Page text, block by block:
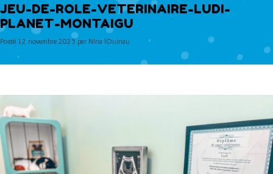
JEU-DE-ROLE-VETERINAIRE-LUDI-
PLANET-MONTAIGU
Posté 12 novembre 2025 par NIna lOuinau